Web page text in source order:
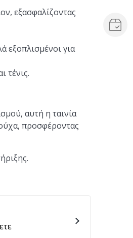
εξασφαλίζοντας
εξοπλισμένοι για
τένις.
αυτή η ταινία
προσφέροντας